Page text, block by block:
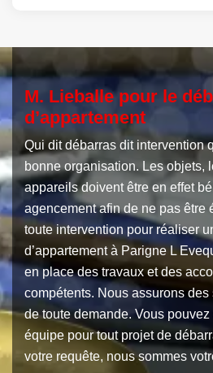
M. Lieballe pour le
d’appartement
Qui dit débarras dit intervention
bonne organisation. Les objets,
appareils doivent être en effet
agencement afin de ne pas être
toute intervention pour réaliser
d’appartement à Parigne L
en place des travaux et des
compétents. Nous assurons
de toute demande. Vous
équipe pour tout projet de
votre requête, nous sommes